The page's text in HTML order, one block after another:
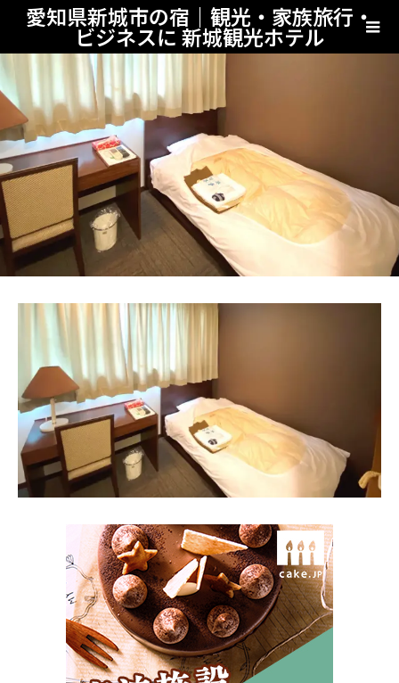
愛知県新城市の宿｜観光・家族旅行・
ビジネスに 新城観光ホテル